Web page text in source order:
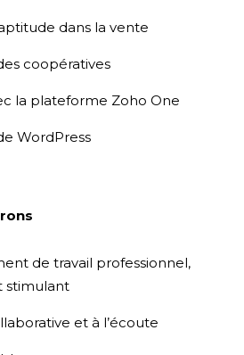
dans la vente
coopératives
la plateforme Zoho One
WordPress
de travail professionnel,
stimulant
et à l’écoute